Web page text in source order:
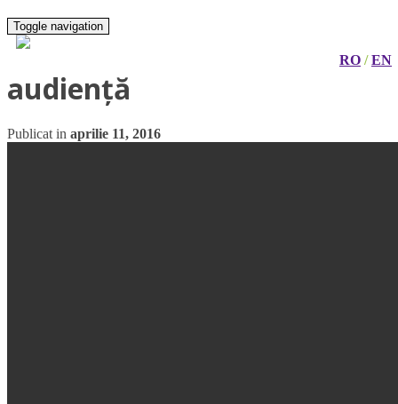
Toggle navigation
RO /EN
audiență
Publicat in aprilie 11, 2016